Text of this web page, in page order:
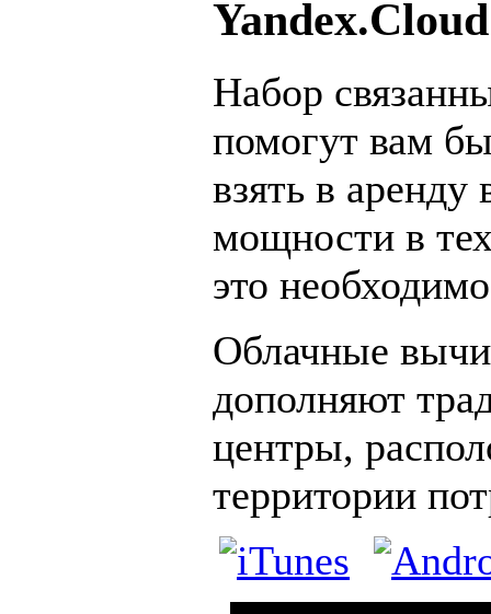
Yandex.Cloud
Набор
помогут вам
взять в
мощности в
это
Облачные
дополняют
центры,
территории